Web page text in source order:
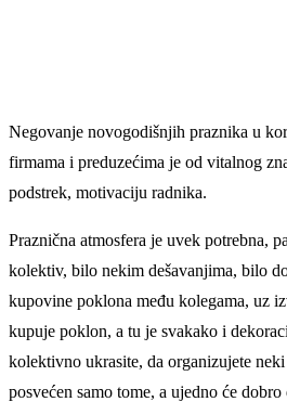
Negovanje novogodišnjih praznika u
firmama i preduzećima je od vitalnog
podstrek, motivaciju radnika.
Praznična atmosfera je uvek potrebna,
kolektiv, bilo nekim dešavanjima, bilo
kupovine poklona među kolegama, uz
kupuje poklon, a tu je svakako i
kolektivno ukrasite, da organizujete
posvećen samo tome, a ujedno će